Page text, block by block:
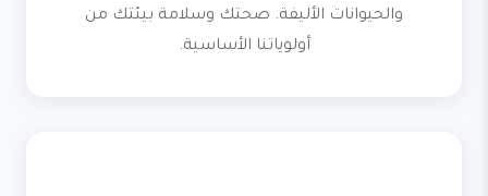
والحيوانات الأليفة. صحتك وسلامة بيئتك من
أولوياتنا الأساسية.